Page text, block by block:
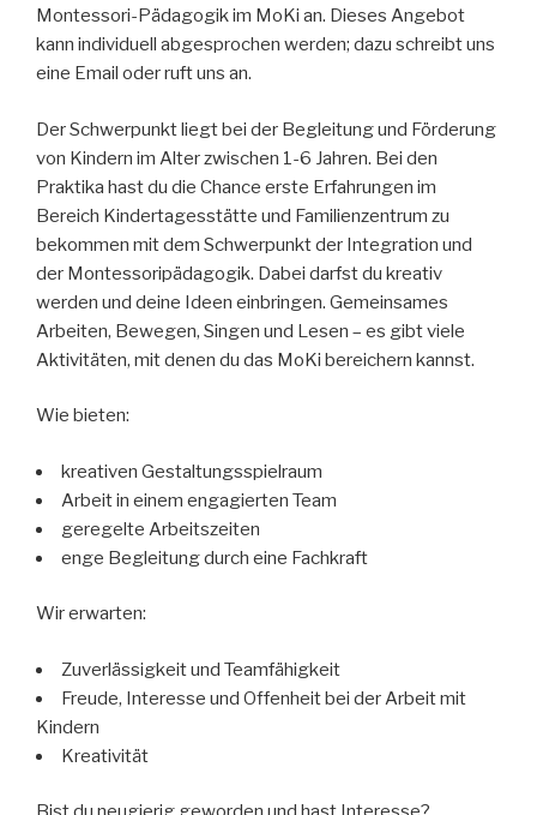
Montessori-Pädagogik im MoKi an. Dieses Angebot
kann individuell abgesprochen werden; dazu schreibt uns
eine Email oder ruft uns an.
Der Schwerpunkt liegt bei der Begleitung und Förderung
von Kindern im Alter zwischen 1-6 Jahren. Bei den
Praktika hast du die Chance erste Erfahrungen im
Bereich Kindertagesstätte und Familienzentrum zu
bekommen mit dem Schwerpunkt der Integration und
der Montessoripädagogik. Dabei darfst du kreativ
werden und deine Ideen einbringen. Gemeinsames
Arbeiten, Bewegen, Singen und Lesen – es gibt viele
Aktivitäten, mit denen du das MoKi bereichern kannst.
Wie bieten:
kreativen Gestaltungsspielraum
Arbeit in einem engagierten Team
geregelte Arbeitszeiten
enge Begleitung durch eine Fachkraft
Wir erwarten:
Zuverlässigkeit und Teamfähigkeit
Freude, Interesse und Offenheit bei der Arbeit mit
Kindern
Kreativität